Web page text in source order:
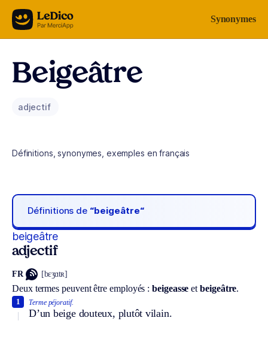
Aller au contenu Synonymes
Beigeâtre
adjectif
Définitions, synonymes, exemples en français
Définitions de “beigeâtre“
beigeâtre
adjectif
FR [bɛʒɑtʀ]
Deux termes peuvent être employés :beigeasse etbeigeâtre.
Terme péjoratif.
D’un beige douteux, plutôt vilain.
1